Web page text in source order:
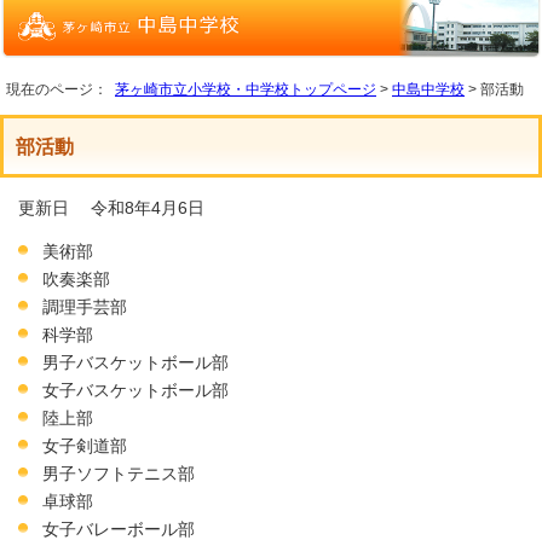
現在のページ： 茅ヶ崎市立小学校・中学校トップページ > 中島中学校 > 部活動
部活動
更新日 令和8年4月6日
美術部
吹奏楽部
調理手芸部
科学部
男子バスケットボール部
女子バスケットボール部
陸上部
女子剣道部
男子ソフトテニス部
卓球部
女子バレーボール部